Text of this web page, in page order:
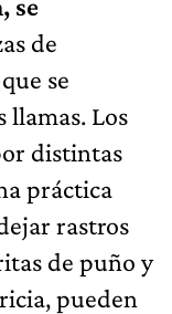
se
de
se
llamas. Los
distintas
práctica
rastros
de puño y
pueden